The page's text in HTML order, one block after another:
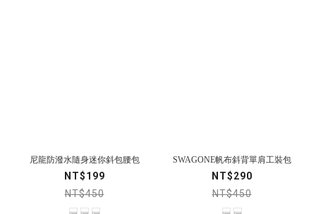
尼龍防潑水隨身迷你斜包腰包
NT$199
NT$450
SWAGONE帆布斜背單肩工裝包
NT$290
NT$450